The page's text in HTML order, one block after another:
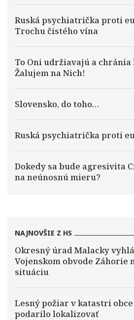
Ruská psychiatrička proti
Trochu čistého vína
To Oni udržiavajú a
Žalujem na Nich!
Slovensko, do toho…
Ruská psychiatrička proti
Dokedy sa bude agresivita
na neúnosnú mieru?
NAJNOVŠIE Z HS
Okresný úrad Malacky
Vojenskom obvode Záhorie
situáciu
Lesný požiar v katastri
podarilo lokalizovať